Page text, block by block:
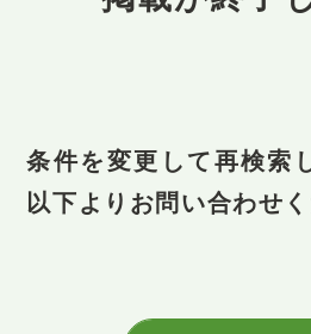
条件を変更して再検索
以下よりお問い合わせく